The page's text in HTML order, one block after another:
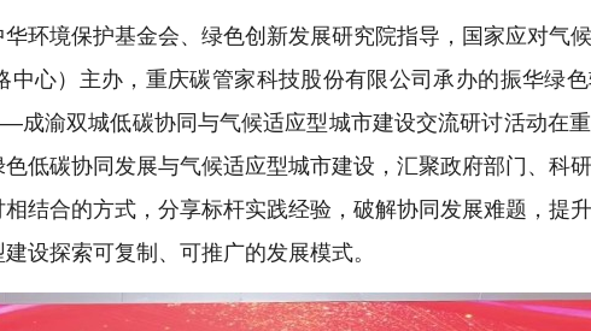
环境保护基金会、绿色创新发展研究院指导，国家应对气
中心）主办，重庆碳管家科技股份有限公司承办的振华绿
成渝双城低碳协同与气候适应型城市建设交流研讨活动在
低碳协同发展与气候适应型城市建设，汇聚政府部门、科
结合的方式，分享标杆实践经验，破解协同发展难题，提
设探索可复制、可推广的发展模式。